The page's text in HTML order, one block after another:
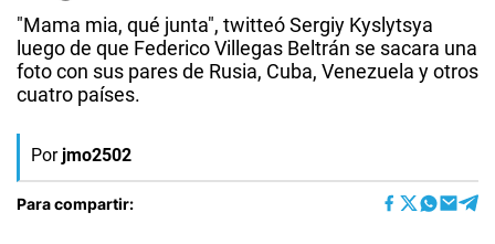
"Mama mia, qué junta", twitteó Sergiy Kyslytsya
luego de que Federico Villegas Beltrán se sacara una
foto con sus pares de Rusia, Cuba, Venezuela y otros
cuatro países.
Por jmo2502
Para compartir: